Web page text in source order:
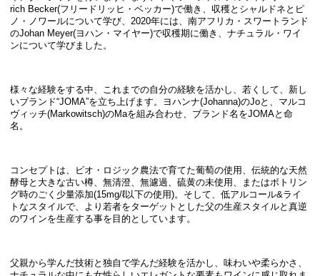
rich Becker(フリードリッヒ・ベッカー)で働き、収穫とシャルドネとピ
ノ・ノワールについて学び、2020年には、南アフリカ・スワートランド
のJohan Meyer(ヨハン・マイヤー)で収穫期に働き、ナチュラル・ワイ
ンについて学びました。
様々な経験をする中、これまでの自分の経験を活かし、若くして、新し
いブランド“JOMA”を立ち上げます。ヨハンナ(Johanna)のJoと、マルコ
ヴィッチ(Markowitsch)のMaを組み合わせ、ブランド名をJOMAと命
名。
コンセプトは、ビオ・ロジック農法で育てた葡萄の使用、伝統的な天然
酵母と大きな古い樽、無清澄、無濾過、硫黄の未使用、またはボトリン
グ時のごく少量添加(15mg/ℓ以下の使用)。そして、低アルコール&ライ
トなスタイルで、より若者をターゲットとした父の生産スタイルと真逆
のワインを生産する事を目的としています。
父親から学んだ技術と独自で学んだ経験を活かし、味わいや柔らかさ、